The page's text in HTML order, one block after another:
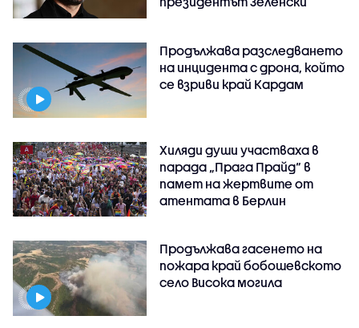
Продължава разследването
на инцидента с дрона, който
се взриви край Кардам
Хиляди души участваха в
парада „Прага Прайд“ в
памет на жертвите от
атентата в Берлин
Продължава гасенето на
пожара край бобошевското
село Висока могила